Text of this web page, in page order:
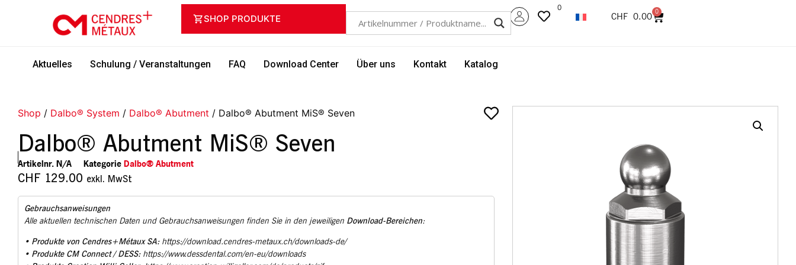
SHOP PRODUKTE
0
CHF 0.00
0
Aktuelles Schulung / Veranstaltungen FAQ Download Center Über uns Kontakt Katalog
Shop / Dalbo® System / Dalbo® Abutment / Dalbo® Abutment MiS® Seven
Dalbo® Abutment MiS® Seven
Artikelnr. N/A Kategorie Dalbo® Abutment
CHF 129.00 exkl. MwSt
Gebrauchsanweisungen
Alle aktuellen technischen Daten und Gebrauchsanweisungen finden Sie in den jeweiligen Download-Bereichen:
• Produkte von Cendres+Métaux SA: https://download.cendres-metaux.ch/downloads-de/
• Produkte CM Connect / DESS: https://www.dessdental.com/en-eu/downloads